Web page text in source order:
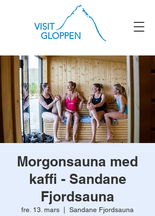
VISIT
GLOPPEN
Morgonsauna med
kaffi - Sandane
Fjordsauna
fre. 13. mars Sandane Fjordsauna